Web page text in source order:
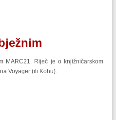
MARC21. Riječ je o knjižničarskom
Voyager (ili Kohu).